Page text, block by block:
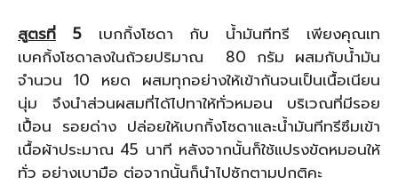
สูตรที่ 5เบกกิ้งโซดา กับ น้ำมันทีทรี เพียงคุณเท
เบคกิ้งโซดาลงในถ้วยปริมาณ 80 กรัม ผสมกับน้ำมัน
จำนวน 10 หยด ผสมทุกอย่างให้เข้ากันจนเป็นเนื้อเนียน
นุ่ม จึงนำส่วนผสมที่ได้ไปทาให้ทั่วหมอน บริเวณที่มีรอย
เปื้อน รอยด่าง ปล่อยให้เบกกิ้งโซดาและน้ำมันทีทรีซึมเข้า
เนื้อผ้าประมาณ 45 นาที หลังจากนั้นก็ใช้แปรงขัดหมอนให้
ทั่ว อย่างเบามือ ต่อจากนั้นก็นำไปซักตามปกติคะ